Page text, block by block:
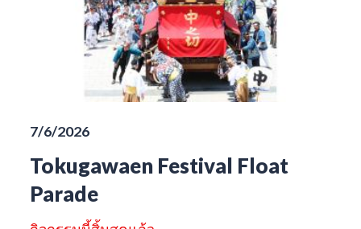
7/6/2026
Tokugawaen Festival Float
Parade